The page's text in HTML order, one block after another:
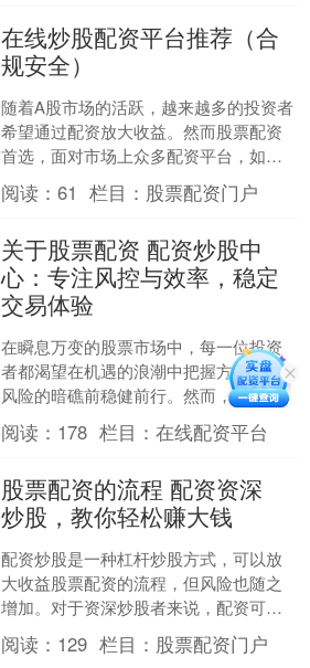
在线炒股配资平台推荐（合
规安全）
随着A股市场的活跃，越来越多的投资者
希望通过配资放大收益。然而股票配资
首选，面对市场上众多配资平台，如何
选择合规、安全的平台成为关键。本文
将为您推荐几家值得信赖....
阅读：61 栏目： 股票配资门户
关于股票配资 配资炒股中
心：专注风控与效率，稳定
交易体验
在瞬息万变的股票市场中，每一位投资
者都渴望在机遇的浪潮中把握方向，在
风险的暗礁前稳健前行。然而，个人资
金有限、风险承受能力各异，常常成为
扩大收益的掣肘。正是在这....
阅读： 178 栏目：在线配资平台
股票配资的流程 配资资深
炒股，教你轻松赚大钱
配资炒股是一种杠杆炒股方式，可以放
大收益股票配资的流程，但风险也随之
增加。对于资深炒股者来说，配资可以
成为一种有效的获利工具。 期货配资软
件通过自动化下单和执行....
阅读： 129 栏目： 股票配资门户